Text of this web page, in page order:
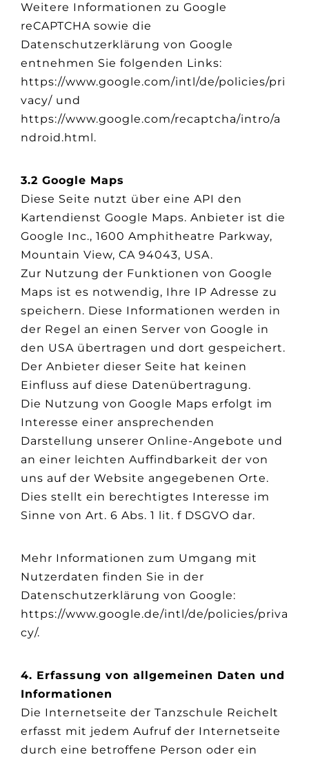
Weitere Informationen zu Google
reCAPTCHA sowie die
Datenschutzerklärung von Google
entnehmen Sie folgenden Links:
https://www.google.com/intl/de/policies/pri
vacy/ und
https://www.google.com/recaptcha/intro/a
ndroid.html.
3.2 Google Maps
Diese Seite nutzt über eine API den
Kartendienst Google Maps. Anbieter ist die
Google Inc., 1600 Amphitheatre Parkway,
Mountain View, CA 94043, USA.
Zur Nutzung der Funktionen von Google
Maps ist es notwendig, Ihre IP Adresse zu
speichern. Diese Informationen werden in
der Regel an einen Server von Google in
den USA übertragen und dort gespeichert.
Der Anbieter dieser Seite hat keinen
Einfluss auf diese Datenübertragung.
Die Nutzung von Google Maps erfolgt im
Interesse einer ansprechenden
Darstellung unserer Online-Angebote und
an einer leichten Auffindbarkeit der von
uns auf der Website angegebenen Orte.
Dies stellt ein berechtigtes Interesse im
Sinne von Art. 6 Abs. 1 lit. f DSGVO dar.
Mehr Informationen zum Umgang mit
Nutzerdaten finden Sie in der
Datenschutzerklärung von Google:
https://www.google.de/intl/de/policies/priva
cy/.
4. Erfassung von allgemeinen Daten und
Informationen
Die Internetseite der Tanzschule Reichelt
erfasst mit jedem Aufruf der Internetseite
durch eine betroffene Person oder ein